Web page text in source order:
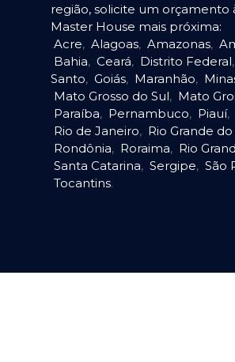
região, solicite um orçamento
Master House mais próxima:
Acre, Alagoas, Amazonas,
Bahia, Ceará, Distrito Federal,
Santo, Goiás, Maranhão,
Mato Grosso do Sul, Mato
Paraíba, Pernambuco, Piauí,
Rio de Janeiro, Rio Grande
Rondônia, Roraima, Rio
Santa Catarina, Sergipe, São
Tocantins.